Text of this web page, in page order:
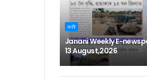
জননী
Janani Weekly E-
13 August,2026